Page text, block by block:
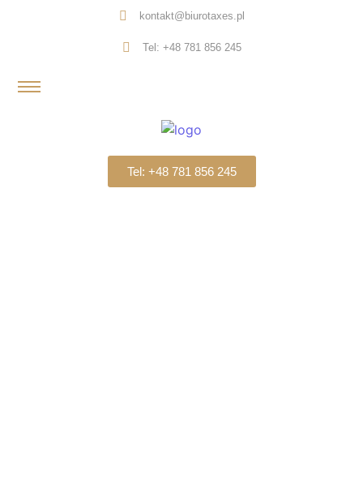
kontakt@biurotaxes.pl
Tel: +48 781 856 245
Tel: +48 781 856 245